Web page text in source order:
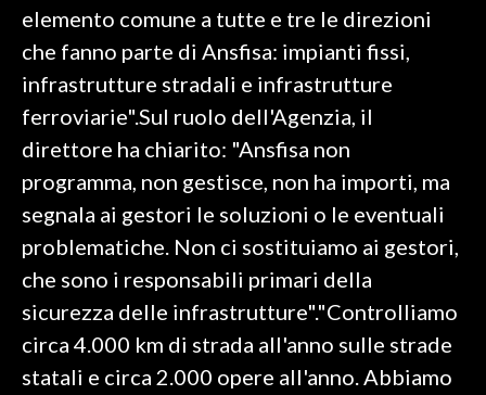
SALUTE
SARDEGNA TURISMO
SARDI NEL MONDO
NOTIZIE
EVENTI
3 MINUTI CON
INSULARITÀ
elemento comune a tutte e tre le direzioni
che fanno parte di Ansfisa: impianti fissi,
infrastrutture stradali e infrastrutture
ferroviarie".Sul ruolo dell'Agenzia, il
direttore ha chiarito: "Ansfisa non
programma, non gestisce, non ha importi, ma
segnala ai gestori le soluzioni o le eventuali
problematiche. Non ci sostituiamo ai gestori,
che sono i responsabili primari della
sicurezza delle infrastrutture"."Controlliamo
circa 4.000 km di strada all'anno sulle strade
statali e circa 2.000 opere all'anno. Abbiamo